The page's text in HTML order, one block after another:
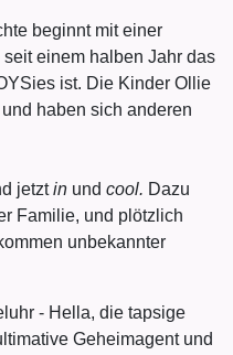
beginnt mit einer
einem halben Jahr das
ist. Die Kinder Ollie
haben sich anderen
jetztin und cool. Dazu
Familie, und plötzlich
unbekannter
- Hella, die tapsige
Geheimagent und